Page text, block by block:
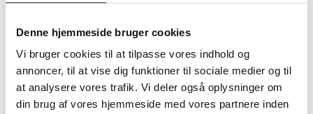
Denne hjemmeside bruger cookies
Vi bruger cookies til at tilpasse vores indhold og
annoncer, til at vise dig funktioner til sociale medier og til
at analysere vores trafik. Vi deler også oplysninger om
din brug af vores hjemmeside med vores partnere inden
Kontakt os på +45 46 15 00 40 bedemand@s-bf.dk